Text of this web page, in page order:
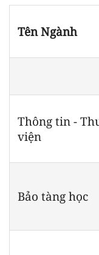
Tên Ngành
Thông tin -
viện
Bảo tàng học